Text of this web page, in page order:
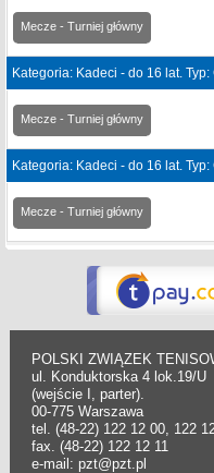
Mecze - Turniej główny
Kategoria: Kadeci - do 16 lat.
Mecze - Turniej główny
Kategoria: Kadeci - do 16 lat.
Mecze - Turniej główny
POLSKI ZWIĄZEK
ul. Konduktorska 4 lok.19/U
(wejście I, parter).
00-775 Warszawa
tel. (48-22) 122 12 00, 122
fax. (48-22) 122 12 11
e-mail: pzt@pzt.pl